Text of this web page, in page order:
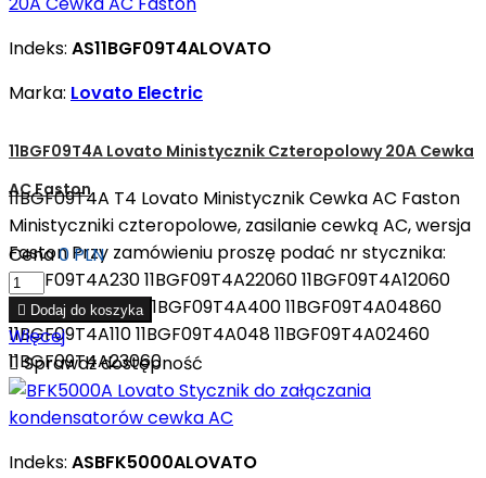
Indeks: AS11BGF09T4ALOVATO
Marka: Lovato Electric
11BGF09T4A Lovato Ministycznik Czteropolowy 20A Cewka
AC Faston
11BGF09T4A T4 Lovato Ministycznik Cewka AC Faston
Ministyczniki czteropolowe, zasilanie cewką AC, wersja
Faston Przy zamówieniu proszę podać nr stycznika:
11BGF09T4A230 11BGF09T4A22060 11BGF09T4A12060
11BGF09T4A024 11BGF09T4A400 11BGF09T4A04860
11BGF09T4A110 11BGF09T4A048 11BGF09T4A02460
11BGF09T4A23060
Cena0 PLN
 Dodaj do koszyka
Więcej
Sprawdź dostępność
Indeks: ASBFK5000ALOVATO